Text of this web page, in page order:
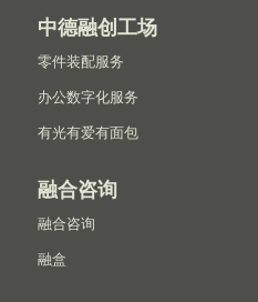
中德融创工场
零件装配服务
办公数字化服务
有光有爱有面包
融合咨询
融合咨询
融盒